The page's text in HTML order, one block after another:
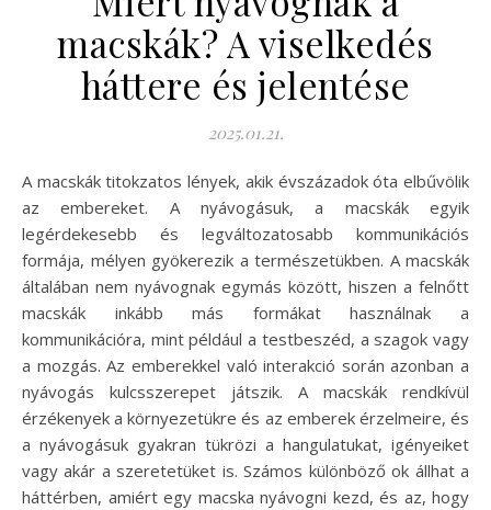
macskák? A viselkedés
háttere és jelentése
2025.01.21.
A macskák titokzatos lények, akik évszázadok óta elbűvölik
az embereket. A nyávogásuk, a macskák egyik
legérdekesebb és legváltozatosabb kommunikációs
formája, mélyen gyökerezik a természetükben. A macskák
általában nem nyávognak egymás között, hiszen a felnőtt
macskák inkább más formákat használnak a
kommunikációra, mint például a testbeszéd, a szagok vagy
a mozgás. Az emberekkel való interakció során azonban a
nyávogás kulcsszerepet játszik. A macskák rendkívül
érzékenyek a környezetükre és az emberek érzelmeire, és
a nyávogásuk gyakran tükrözi a hangulatukat, igényeiket
vagy akár a szeretetüket is. Számos különböző ok állhat a
háttérben, amiért egy macska nyávogni kezd, és az, hogy